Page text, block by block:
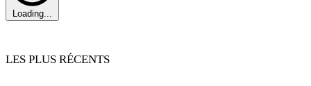
Loading...
LES PLUS RÉCENTS